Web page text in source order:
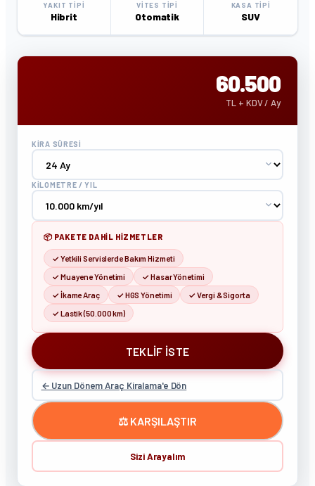
YAKIT TIPI
Hibrit
VITES TIPI
Otomatik
KASA TIPI
SUV
60.500
TL + KDV / Ay
KIRA SÜRESI
KILOMETRE / YIL
📦 PAKETE DAHIL HIZMETLER
✓ Yetkili Servislerde Bakım Hizmeti
✓ Muayene Yönetimi
✓ Hasar Yönetimi
✓ İkame Araç
✓ HGS Yönetimi
✓ Vergi & Sigorta
✓ Lastik (50.000 km)
TEKLIF İSTE
← Uzun Dönem Araç Kiralama'e Dön
⚖️ KARŞILAŞTIR
Sizi Arayalım